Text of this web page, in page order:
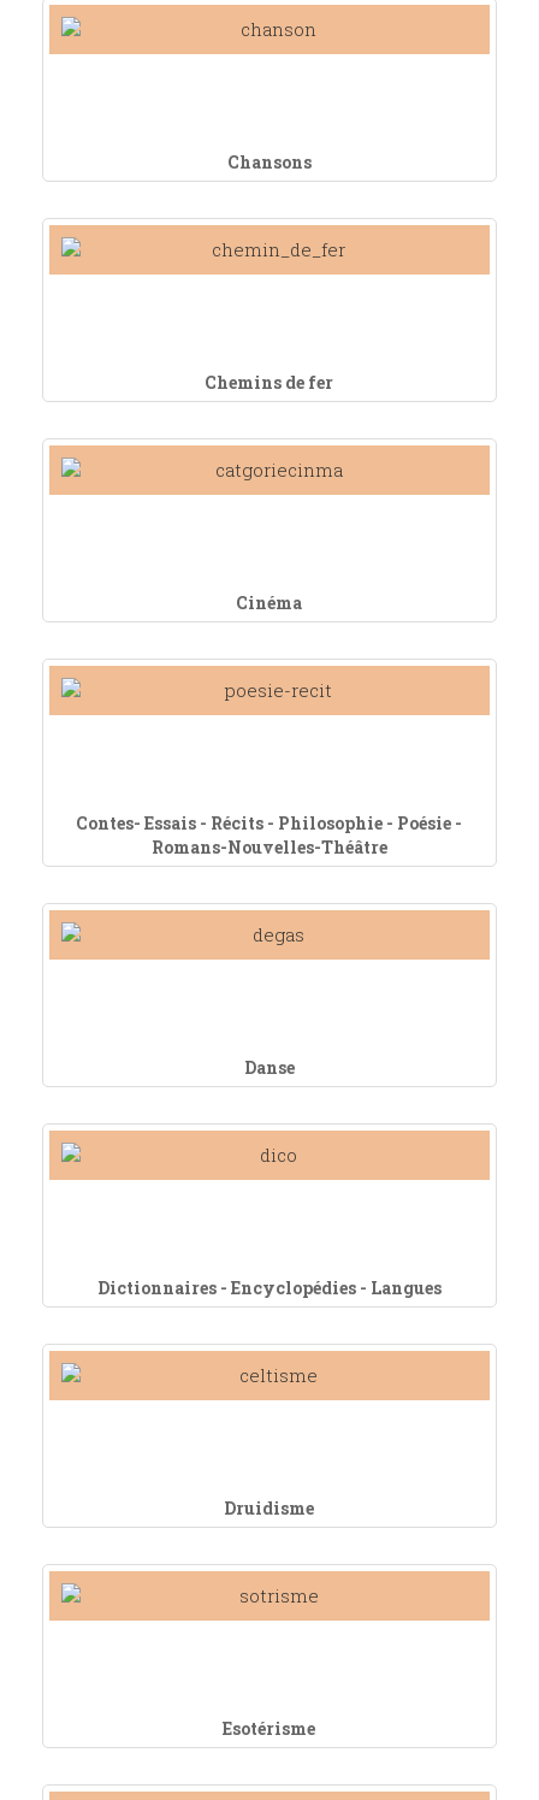
Chansons
Chemins de fer
Cinéma
Contes- Essais - Récits - Philosophie - Poésie -
Romans-Nouvelles-Théâtre
Danse
Dictionnaires - Encyclopédies - Langues
Druidisme
Esotérisme